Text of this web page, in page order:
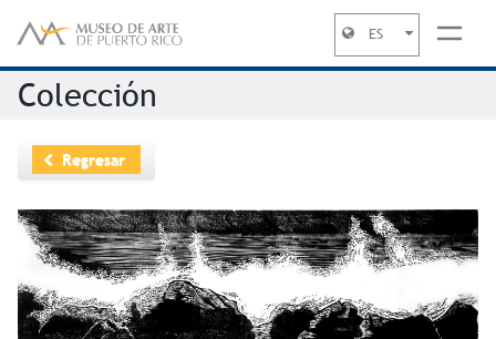
ES
Colección
Regresar